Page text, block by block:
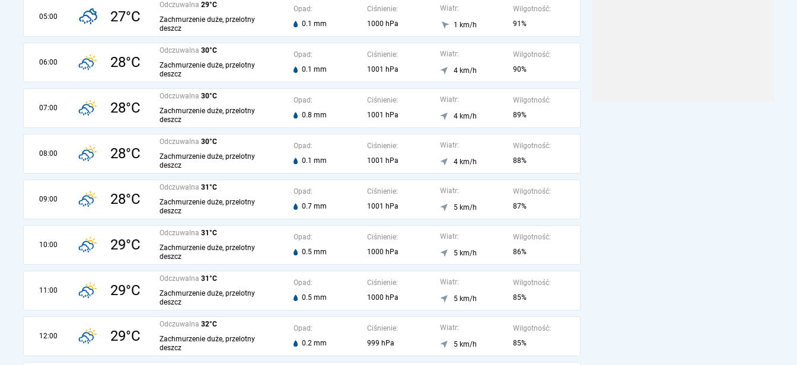
05:00 27°C
Odczuwalna 29°C
Zachmurzenie duże, przelotny
deszcz
Opad:
0.1 mm
Ciśnienie:
1000 hPa
Wiatr:
1 km/h
Wilgotność:
91%
06:00 28°C
Odczuwalna 30°C
Zachmurzenie duże, przelotny
deszcz
Opad:
0.1 mm
Ciśnienie:
1001 hPa
Wiatr:
4 km/h
Wilgotność:
90%
07:00 28°C
Odczuwalna 30°C
Zachmurzenie duże, przelotny
deszcz
Opad:
0.8 mm
Ciśnienie:
1001 hPa
Wiatr:
4 km/h
Wilgotność:
89%
08:00 28°C
Odczuwalna 30°C
Zachmurzenie duże, przelotny
deszcz
Opad:
0.1 mm
Ciśnienie:
1001 hPa
Wiatr:
4 km/h
Wilgotność:
88%
09:00 28°C
Odczuwalna 31°C
Zachmurzenie duże, przelotny
deszcz
Opad:
0.7 mm
Ciśnienie:
1001 hPa
Wiatr:
5 km/h
Wilgotność:
87%
10:00 29°C
Odczuwalna 31°C
Zachmurzenie duże, przelotny
deszcz
Opad:
0.5 mm
Ciśnienie:
1000 hPa
Wiatr:
5 km/h
Wilgotność:
86%
11:00 29°C
Odczuwalna 31°C
Zachmurzenie duże, przelotny
deszcz
Opad:
0.5 mm
Ciśnienie:
1000 hPa
Wiatr:
5 km/h
Wilgotność:
85%
12:00 29°C
Odczuwalna 32°C
Zachmurzenie duże, przelotny
deszcz
Opad:
0.2 mm
Ciśnienie:
999 hPa
Wiatr:
5 km/h
Wilgotność:
85%